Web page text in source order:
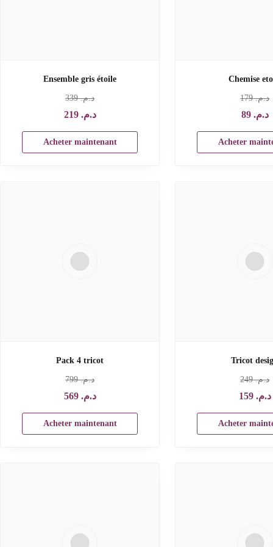
Ensemble gris étoile
339 د.م.‏
219 د.م.‏
Acheter maintenant
Chemise
179 د.م.‏
89 د.م.‏
Acheter
Pack 4 tricot
799 د.م.‏
569 د.م.‏
Acheter maintenant
Tricot
249 د.م.‏
159 د.م.‏
Acheter